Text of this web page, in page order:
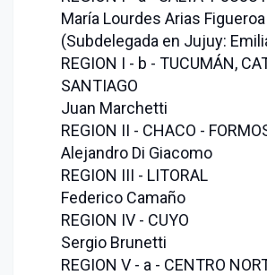
María Lourdes Arias Figueroa
(Subdelegada en Jujuy:
REGION I - b - TUCUMÁN,
SANTIAGO
Juan Marchetti
REGION II - CHACO -
Alejandro Di Giacomo
REGION III - LITORAL
Federico Camaño
REGION IV - CUYO
Sergio Brunetti
REGION V - a - CENTRO